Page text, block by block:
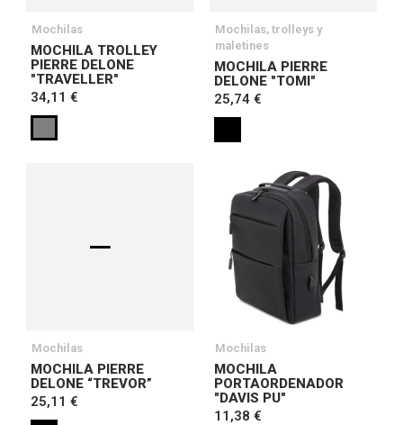
Mochilas
MOCHILA TROLLEY
PIERRE DELONE
"TRAVELLER"
34,11 €
Mochilas, trolleys y
maletines
MOCHILA PIERRE
DELONE "TOMI"
25,74 €
Mochilas
MOCHILA PIERRE
DELONE “TREVOR”
25,11 €
Mochilas
MOCHILA
PORTAORDENADOR
"DAVIS PU"
11,38 €